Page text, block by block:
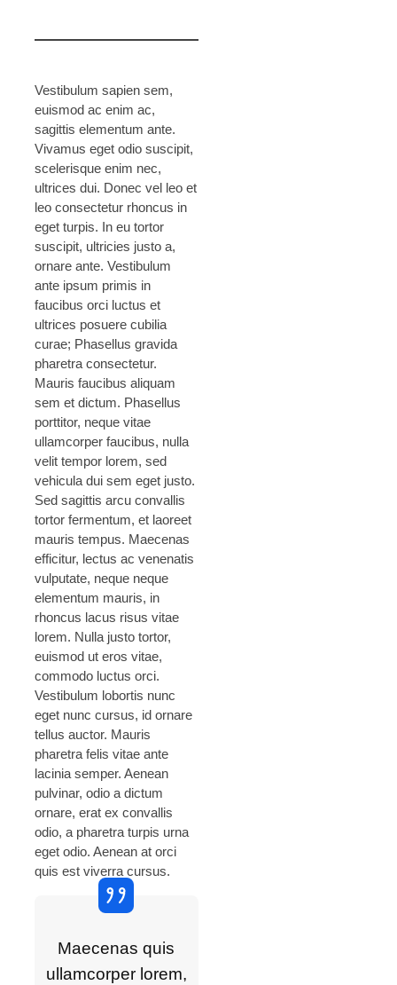
Vestibulum sapien sem,
euismod ac enim ac,
sagittis elementum ante.
Vivamus eget odio suscipit,
scelerisque enim nec,
ultrices dui. Donec vel leo et
leo consectetur rhoncus in
eget turpis. In eu tortor
suscipit, ultricies justo a,
ornare ante. Vestibulum
ante ipsum primis in
faucibus orci luctus et
ultrices posuere cubilia
curae; Phasellus gravida
pharetra consectetur.
Mauris faucibus aliquam
sem et dictum. Phasellus
porttitor, neque vitae
ullamcorper faucibus, nulla
velit tempor lorem, sed
vehicula dui sem eget justo.
Sed sagittis arcu convallis
tortor fermentum, et laoreet
mauris tempus. Maecenas
efficitur, lectus ac venenatis
vulputate, neque neque
elementum mauris, in
rhoncus lacus risus vitae
lorem. Nulla justo tortor,
euismod ut eros vitae,
commodo luctus orci.
Vestibulum lobortis nunc
eget nunc cursus, id ornare
tellus auctor. Mauris
pharetra felis vitae ante
lacinia semper. Aenean
pulvinar, odio a dictum
ornare, erat ex convallis
odio, a pharetra turpis urna
eget odio. Aenean at orci
quis est viverra cursus.
Maecenas quis
ullamcorper lorem,